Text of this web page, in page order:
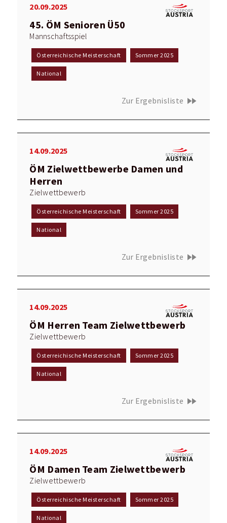
20.09.2025
45. ÖM Senioren Ü50
Mannschaftsspiel
Österreichische Meisterschaft Sommer 2025
National
Zur Ergebnisliste fast_forward
14.09.2025
ÖM Zielwettbewerbe Damen und
Herren
Zielwettbewerb
Österreichische Meisterschaft Sommer 2025
National
Zur Ergebnisliste fast_forward
14.09.2025
ÖM Herren Team Zielwettbewerb
Zielwettbewerb
Österreichische Meisterschaft Sommer 2025
National
Zur Ergebnisliste fast_forward
14.09.2025
ÖM Damen Team Zielwettbewerb
Zielwettbewerb
Österreichische Meisterschaft Sommer 2025
National